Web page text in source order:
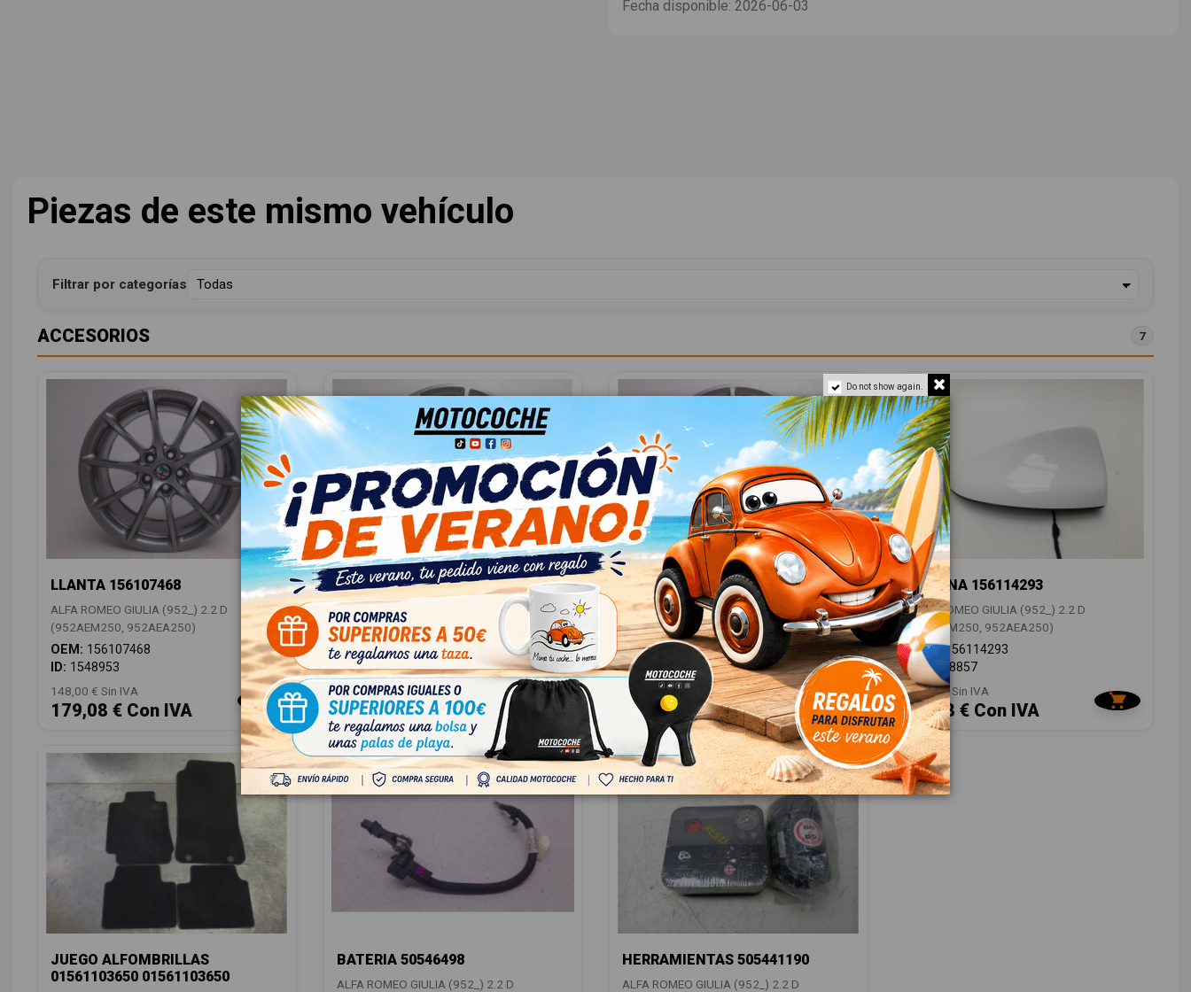
Fecha disponible: 2026-06-03
Piezas de este mismo vehículo
Filtrar por categorías
ACCESORIOS 7
LLANTA 156107468
ALFA ROMEO GIULIA (952_) 2.2 D
(952AEM250, 952AEA250)
OEM: 156107468
ID: 1548953
148,00 € Sin IVA
179,08 € Con IVA
LLANTA 156107468
ALFA ROMEO GIULIA (952_) 2.2 D
(952AEM250, 952AEA250)
OEM:156107468
ID:1548957
148,00 € Sin IVA
179,08 € Con IVA
LLANTA 156107468
ALFA ROMEO GIULIA (952_) 2.2 D
(952AEM250, 952AEA250)
OEM:156107468
ID:
1548954
148,00 € Sin IVA
179,08 € Con IVA
ANTENA 156114293
ALFA ROMEO GIULIA (952_) 2.2 D
(952AEM250, 952AEA250)
OEM:156114293
ID:1548857
48,00 € Sin IVA
58,08 € Con IVA
JUEGO ALFOMBRILLAS
01561103650 01561103650
BATERIA 50546498
ALFA ROMEO GIULIA (952_) 2.2 D
HERRAMIENTAS 505441190
ALFA ROMEO GIULIA (952_) 2.2 D
Do not show again.